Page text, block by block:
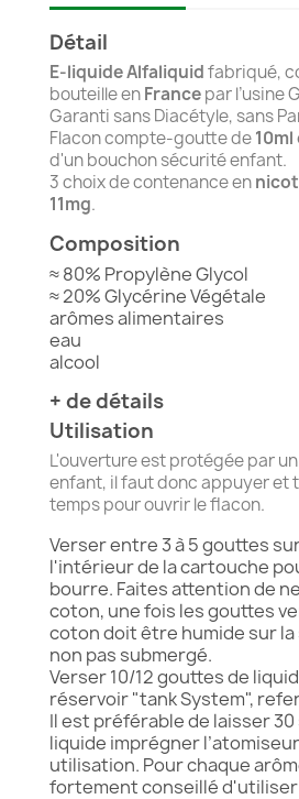
Détail
E-liquideAlfaliquidfabriqué,
bouteille enFrancepar l’usine
Garanti sans Diacétyle, sans
Flacon compte-goutte de10ml
d'un bouchon sécurité enfant.
3 choix de contenance en
11mg.
Composition
≈ 80% Propylène Glycol
≈ 20% Glycérine Végétale
arômes alimentaires
eau
alcool
+ de détails
Utilisation
L'ouverture est protégée par
enfant, il faut donc appuyer et
temps pour ouvrir le flacon.
Verser entre 3 à 5 gouttes
l'intérieur de la cartouche
bourre. Faites attention de
coton, une fois les gouttes
coton doit être humide sur
non pas submergé.
Verser 10/12 gouttes de
réservoir "tank System",
Il est préférable de laisser
liquide imprégner
utilisation. Pour chaque
fortement conseillé